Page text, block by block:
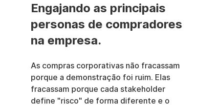
Engajando as principais
personas de compradores
na empresa.
As compras corporativas não fracassam
porque a demonstração foi ruim. Elas
fracassam porque cada stakeholder
define "risco" de forma diferente e o